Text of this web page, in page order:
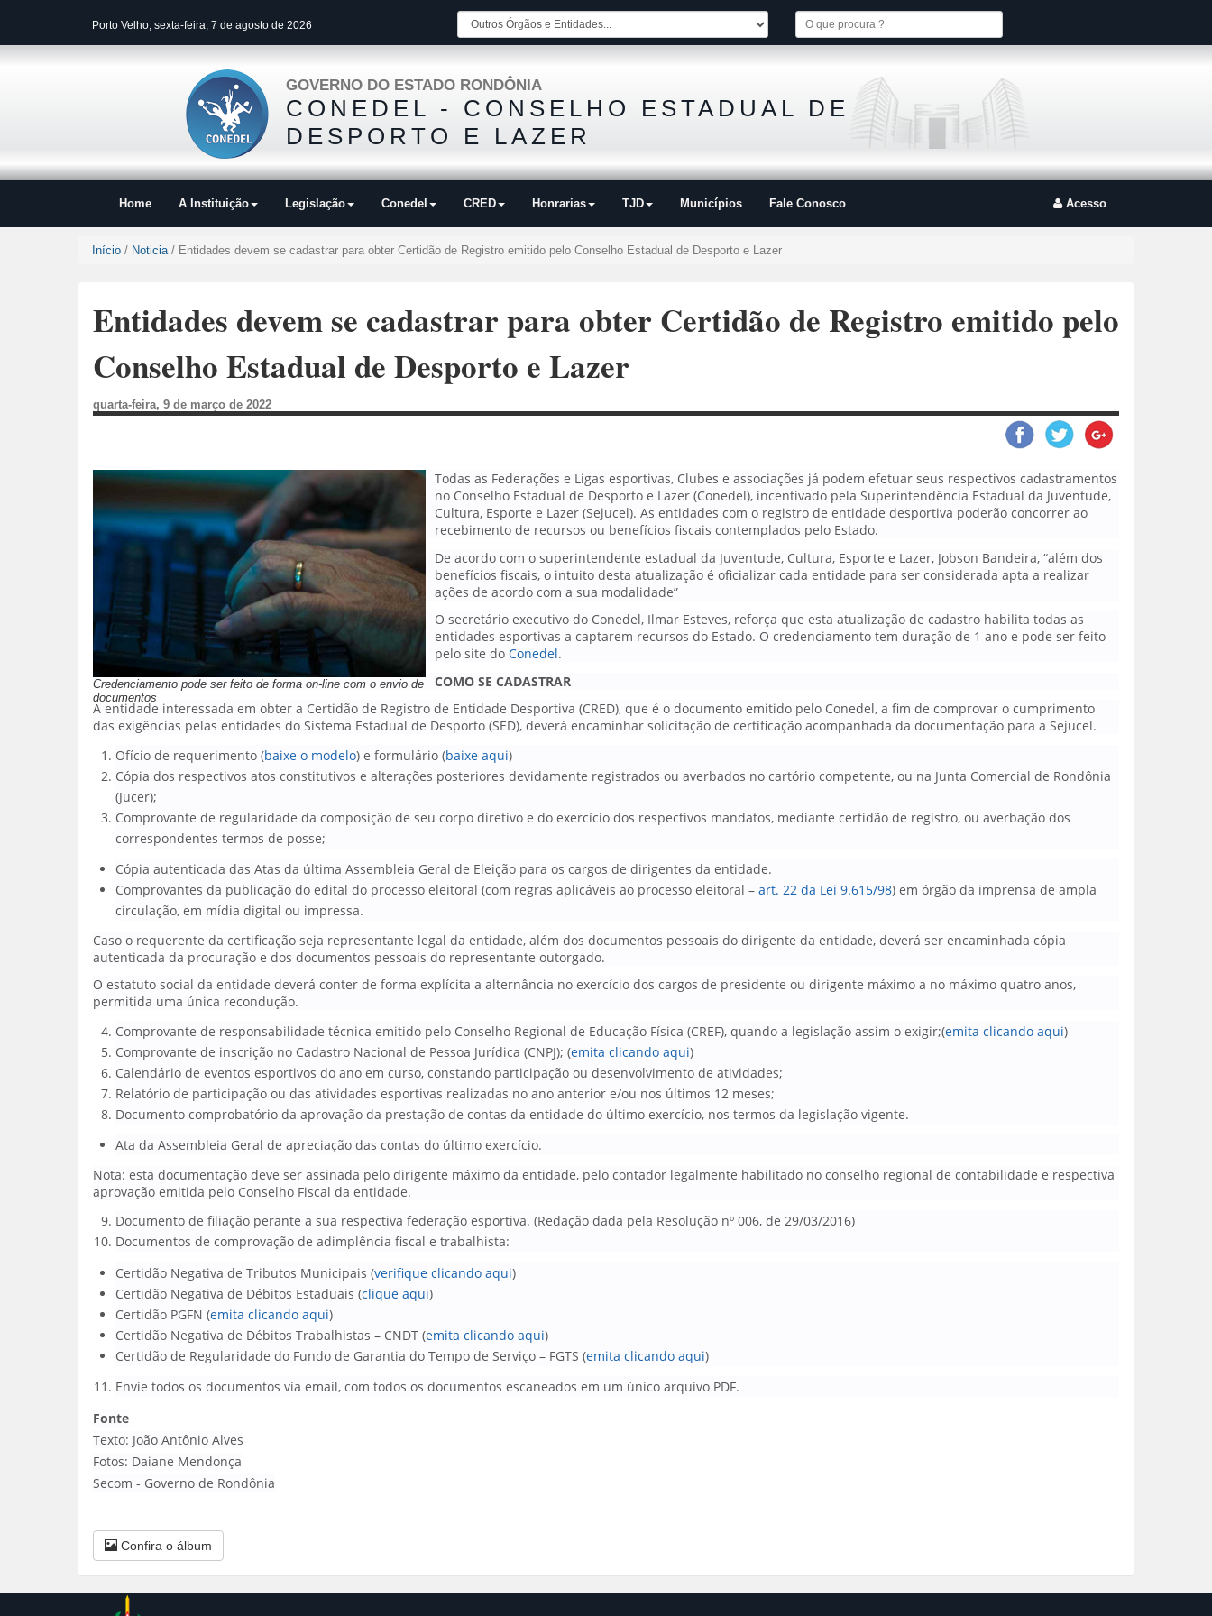
Porto Velho, sexta-feira, 7 de agosto de 2026
GOVERNO DO ESTADO RONDÔNIA
CONEDEL - CONSELHO ESTADUAL DE
DESPORTO E LAZER
Home A Instituição Legislação Conedel CRED Honrarias TJD Municípios Fale Conosco Acesso
Início / Noticia/ Entidades devem se cadastrar para obter Certidão de Registro emitido pelo Conselho Estadual de Desporto e Lazer
Entidades devem se cadastrar para obter Certidão de Registro emitido pelo
Conselho Estadual de Desporto e Lazer
quarta-feira, 9 de março de 2022
Credenciamento pode ser feito de forma on-line com o envio de
documentos
Todas as Federações e Ligas esportivas, Clubes e associações já podem efetuar seus respectivos cadastramentos
no Conselho Estadual de Desporto e Lazer (Conedel), incentivado pela Superintendência Estadual da Juventude,
Cultura, Esporte e Lazer (Sejucel). As entidades com o registro de entidade desportiva poderão concorrer ao
recebimento de recursos ou benefícios fiscais contemplados pelo Estado.
De acordo com o superintendente estadual da Juventude, Cultura, Esporte e Lazer, Jobson Bandeira, “além dos
benefícios fiscais, o intuito desta atualização é oficializar cada entidade para ser considerada apta a realizar
ações de acordo com a sua modalidade”
O secretário executivo do Conedel, Ilmar Esteves, reforça que esta atualização de cadastro habilita todas as
entidades esportivas a captarem recursos do Estado. O credenciamento tem duração de 1 ano e pode ser feito
pelo site doConedel.
COMO SE CADASTRAR
A entidade interessada em obter a Certidão de Registro de Entidade Desportiva (CRED), que é o documento emitido pelo Conedel, a fim de comprovar o cumprimento
das exigências pelas entidades do Sistema Estadual de Desporto (SED), deverá encaminhar solicitação de certificação acompanhada da documentação para a Sejucel.
Ofício de requerimento (baixe o modelo) e formulário (baixe aqui)
Cópia dos respectivos atos constitutivos e alterações posteriores devidamente registrados ou averbados no cartório competente, ou na Junta Comercial de Rondônia
(Jucer);
Comprovante de regularidade da composição de seu corpo diretivo e do exercício dos respectivos mandatos, mediante certidão de registro, ou averbação dos
correspondentes termos de posse;
Cópia autenticada das Atas da última Assembleia Geral de Eleição para os cargos de dirigentes da entidade.
Comprovantes da publicação do edital do processo eleitoral (com regras aplicáveis ao processo eleitoral – art. 22 da Lei 9.615/98) em órgão da imprensa de ampla
circulação, em mídia digital ou impressa.
Caso o requerente da certificação seja representante legal da entidade, além dos documentos pessoais do dirigente da entidade, deverá ser encaminhada cópia
autenticada da procuração e dos documentos pessoais do representante outorgado.
O estatuto social da entidade deverá conter de forma explícita a alternância no exercício dos cargos de presidente ou dirigente máximo a no máximo quatro anos,
permitida uma única recondução.
Comprovante de responsabilidade técnica emitido pelo Conselho Regional de Educação Física (CREF), quando a legislação assim o exigir;(emita clicando aqui)
Comprovante de inscrição no Cadastro Nacional de Pessoa Jurídica (CNPJ); (emita clicando aqui)
Calendário de eventos esportivos do ano em curso, constando participação ou desenvolvimento de atividades;
Relatório de participação ou das atividades esportivas realizadas no ano anterior e/ou nos últimos 12 meses;
Documento comprobatório da aprovação da prestação de contas da entidade do último exercício, nos termos da legislação vigente.
Ata da Assembleia Geral de apreciação das contas do último exercício.
Nota: esta documentação deve ser assinada pelo dirigente máximo da entidade, pelo contador legalmente habilitado no conselho regional de contabilidade e respectiva
aprovação emitida pelo Conselho Fiscal da entidade.
Documento de filiação perante a sua respectiva federação esportiva. (Redação dada pela Resolução nº 006, de 29/03/2016)
Documentos de comprovação de adimplência fiscal e trabalhista:
Certidão Negativa de Tributos Municipais (verifique clicando aqui)
Certidão Negativa de Débitos Estaduais (clique aqui)
Certidão PGFN (emita clicando aqui)
Certidão Negativa de Débitos Trabalhistas – CNDT (emita clicando aqui)
Certidão de Regularidade do Fundo de Garantia do Tempo de Serviço – FGTS (emita clicando aqui)
Envie todos os documentos via email, com todos os documentos escaneados em um único arquivo PDF.
Fonte
Texto: João Antônio Alves
Fotos: Daiane Mendonça
Secom - Governo de Rondônia
Confira o álbum